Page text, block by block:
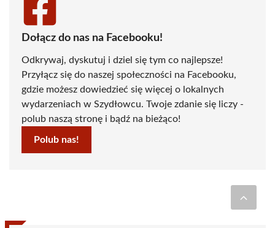
Dołącz do nas na Facebooku!
Odkrywaj, dyskutuj i dziel się tym co najlepsze!
Przyłącz się do naszej społeczności na Facebooku,
gdzie możesz dowiedzieć się więcej o lokalnych
wydarzeniach w Szydłowcu. Twoje zdanie się liczy -
polub naszą stronę i bądź na bieżąco!
Polub nas!